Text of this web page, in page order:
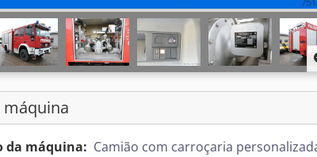
máquina
da máquina: Camião com carroçaria